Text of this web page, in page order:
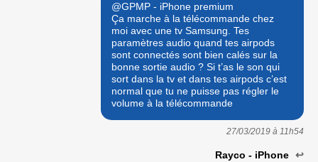
@GPMP - iPhone premium
Ça marche à la télécommande chez
moi avec une tv Samsung. Tes
paramètres audio quand tes airpods
sont connectés sont bien calés sur la
bonne sortie audio ? Si t’as le son qui
sort dans la tv et dans tes airpods c’est
normal que tu ne puisse pas régler le
volume à la télécommande
27/03/2019 à 11h54
Rayco - iPhone ↩